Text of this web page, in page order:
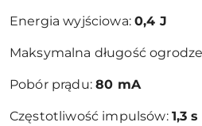
Energia wyjściowa:0,4 J
Maksymalna długość
Pobór prądu:80 mA
Częstotliwość impulsów: 1,3 s